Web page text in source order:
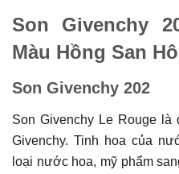
Son Givenchy
Màu Hồng San Hô
Son Givenchy 202
Son Givenchy Le Rouge
Givenchy. Tinh hoa của
loại nước hoa, mỹ phẩm